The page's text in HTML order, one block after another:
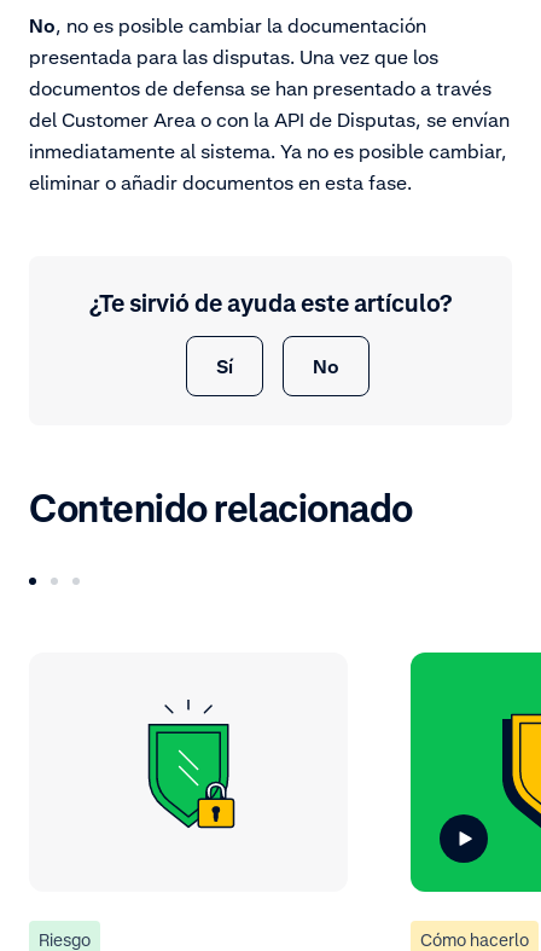
No, no es posible cambiar la documentación
presentada para las disputas. Una vez que los
documentos de defensa se han presentado a través
del Customer Area o con la API de Disputas, se envían
inmediatamente al sistema. Ya no es posible cambiar,
eliminar o añadir documentos en esta fase.
¿Te sirvió de ayuda este artículo?
Sí No
Contenido relacionado
Riesgo Cómo hacerlo